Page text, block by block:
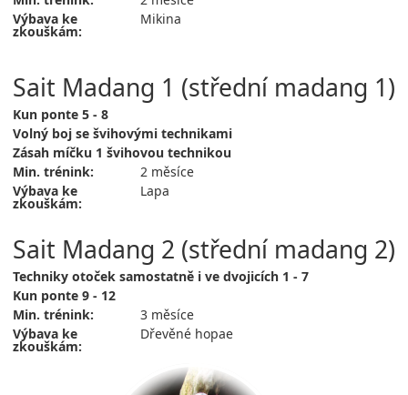
Výbava ke
zkouškám:
Mikina
Sait Madang 1 (střední madang 1)
Kun ponte 5 - 8
Volný boj se švihovými technikami
Zásah míčku 1 švihovou technikou
Min. trénink:
2 měsíce
Výbava ke
zkouškám:
Lapa
Sait Madang 2 (střední madang 2)
Techniky otoček samostatně i ve dvojicích 1 - 7
Kun ponte 9 - 12
Min. trénink:
3 měsíce
Výbava ke
zkouškám:
Dřevěné hopae